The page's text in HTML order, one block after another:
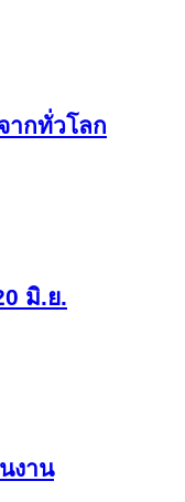
ากทั่วโลก
มิ.ย.
งาน